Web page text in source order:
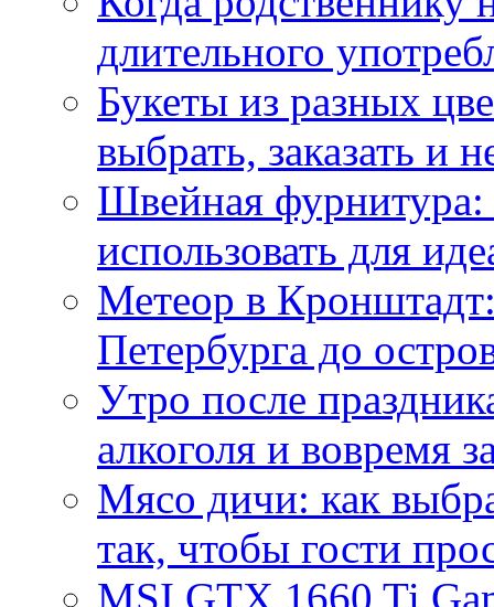
длительного
Букеты из разных
выбрать, заказать и
Швейная фурнитура:
использовать для
Метеор в
Петербурга до
Утро после
алкоголя и вовремя
Мясо дичи: как
так, чтобы гости
MSI GTX 1660 Ti